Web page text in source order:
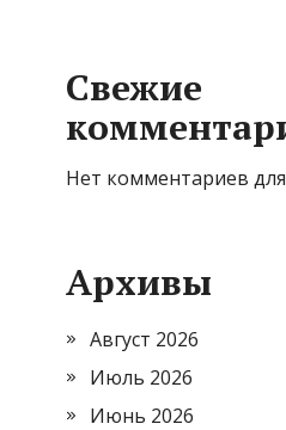
Свежие
Нет комментариев
Архивы
Август 2026
Июль 2026
Июнь 2026